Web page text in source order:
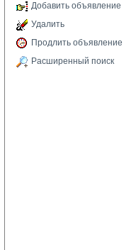
Добавить объявление
Удалить
Продлить объявление
Расширенный поиск